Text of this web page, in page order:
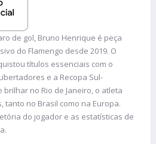
de gol, Bruno Henrique é peça
do Flamengo desde 2019. O
títulos essenciais com o
e a Recopa Sul-
no Rio de Janeiro, o atleta
tanto no Brasil como na Europa.
do jogador e as estatísticas de